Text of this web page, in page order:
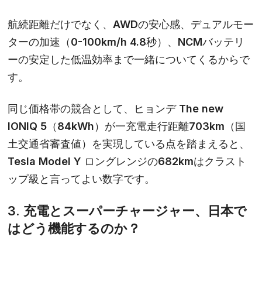
航続距離だけでなく、AWDの安心感、デュアルモー
ターの加速（0-100km/h 4.8秒）、NCMバッテリ
ーの安定した低温効率まで一緒についてくるからで
す。
同じ価格帯の競合として、ヒョンデ The new
IONIQ 5（84kWh）が一充電走行距離703km（国
土交通省審査値）を実現している点を踏まえると、
Tesla Model Y ロングレンジの682kmはクラスト
ップ級と言ってよい数字です。
3. 充電とスーパーチャージャー、日本で
はどう機能するのか？